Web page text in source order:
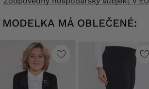
MODELKA MÁ OBLEČENÉ: